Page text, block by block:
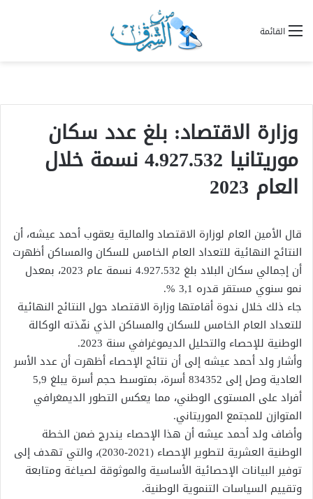
القائمة
وزارة الاقتصاد: بلغ عدد سكان
موريتانيا 4.927.532 نسمة خلال
العام 2023
قال الأمين العام لوزارة الاقتصاد والمالية يعقوب أحمد عيشه، أن
النتائج النهائية للتعداد العام الخامس للسكان والمساكن أظهرت
أن إجمالي سكان البلاد بلغ 4.927.532 نسمة عام 2023، بمعدل
نمو سنوي مستقر قدره 3,1 %.
جاء ذلك خلال ندوة أقامتها وزارة الاقتصاد حول النتائج النهائية
للتعداد العام الخامس للسكان والمساكن الذي نفّذته الوكالة
الوطنية للإحصاء والتحليل الديموغرافي سنة 2023.
وأشار ولد أحمد عيشه إلى أن نتائج الإحصاء أظهرت أن عدد الأسر
العادية وصل إلى 834352 أسرة، بمتوسط حجم أسرة يبلغ 5,9
أفراد على المستوى الوطني، مما يعكس التطور الديمغرافي
المتوازن للمجتمع الموريتاني.
وأضاف ولد أحمد عيشه أن هذا الإحصاء يندرج ضمن الخطة
الوطنية العشرية لتطوير الإحصاء (2021-2030)، والتي تهدف إلى
توفير البيانات الإحصائية الأساسية والموثوقة لصياغة ومتابعة
وتقييم السياسات التنموية الوطنية.